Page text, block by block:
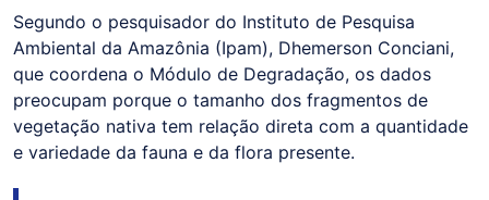
Segundo o pesquisador do Instituto de Pesquisa
Ambiental da Amazônia (Ipam), Dhemerson Conciani,
que coordena o Módulo de Degradação, os dados
preocupam porque o tamanho dos fragmentos de
vegetação nativa tem relação direta com a quantidade
e variedade da fauna e da flora presente.